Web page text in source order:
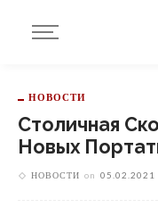
НОВОСТИ
Столичная
Новых
НОВОСТИ on 05.02.2021